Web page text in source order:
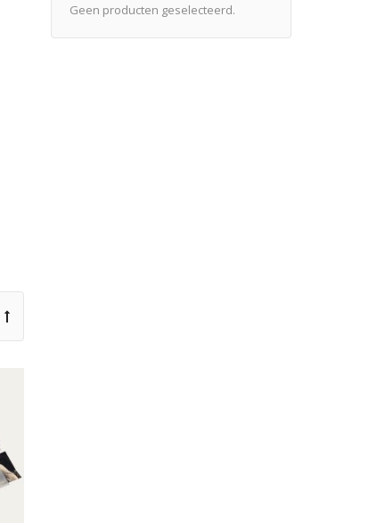
Geen producten geselecteerd.